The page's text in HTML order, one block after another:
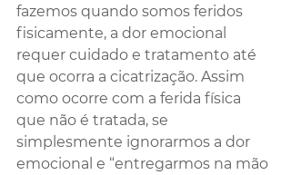
fazemos quando somos feridos
fisicamente, a dor emocional
requer cuidado e tratamento até
que ocorra a cicatrização. Assim
como ocorre com a ferida física
que não é tratada, se
simplesmente ignorarmos a dor
emocional e “entregarmos na mão